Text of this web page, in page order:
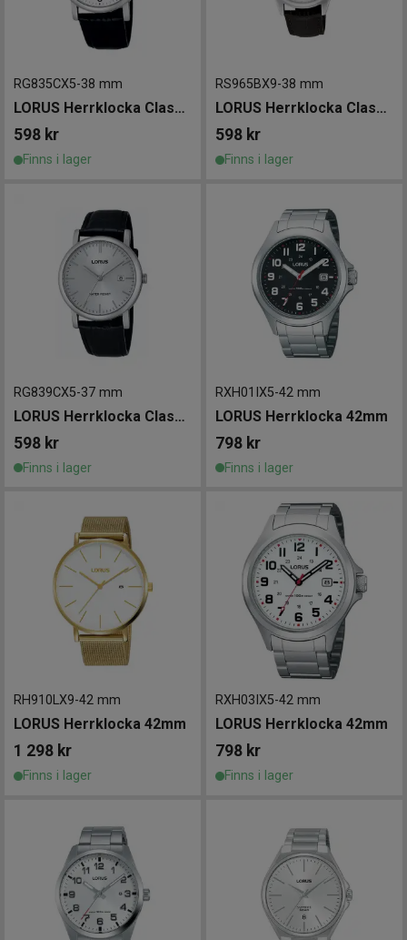
RG835CX5-38 mm
LORUS Herrklocka Classic 38mm
598 kr
Finns i lager
RS965BX9-38 mm
LORUS Herrklocka Classic 38mm
598 kr
Finns i lager
RG839CX5-37 mm
LORUS Herrklocka Classic 37mm
598 kr
Finns i lager
RXH01IX5-42 mm
LORUS Herrklocka 42mm
798 kr
Finns i lager
RH910LX9-42 mm
LORUS Herrklocka 42mm
1 298 kr
Finns i lager
RXH03IX5-42 mm
LORUS Herrklocka 42mm
798 kr
Finns i lager